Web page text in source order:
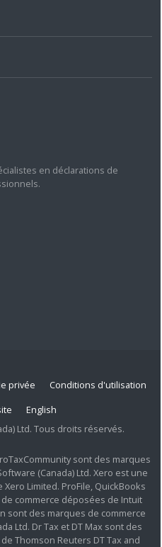
en déclarations de
privée
Conditions d'utilisation
English
Ltd. Tous droits réservés.
sont des marques
(Canada) Ltd. Xero est une
Limited. ProFile, QuickBooks
commerce déposées de Intuit
sont des marques de commerce
Ltd. Dr Tax et DT Max sont des
Thomson Reuters DT Tax and